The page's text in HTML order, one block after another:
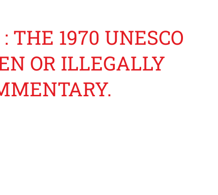
THE 1970 UNESCO
OR ILLEGALLY